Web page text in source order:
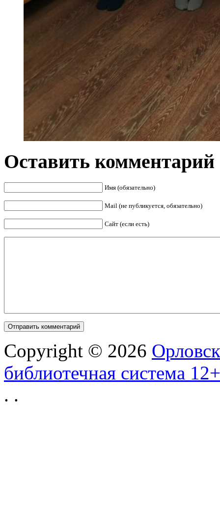
Оставить комментарий
Имя (обязательно)
Mail (не публикуется, обязательно)
Сайт (если есть)
Copyright © 2026
библиотечная система 12+
. .